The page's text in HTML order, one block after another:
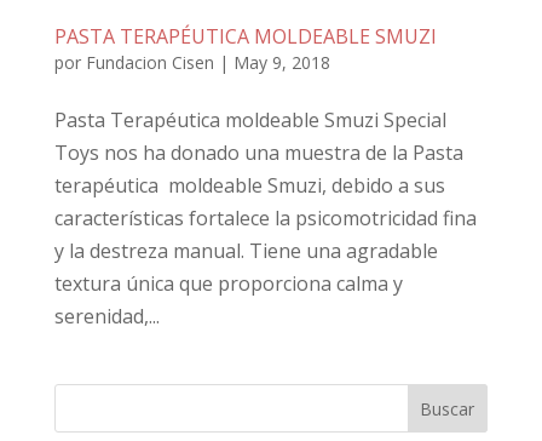
PASTA TERAPÉUTICA MOLDEABLE SMUZI
por Fundacion Cisen | May 9, 2018
Pasta Terapéutica moldeable Smuzi Special
Toys nos ha donado una muestra de la Pasta
terapéutica moldeable Smuzi, debido a sus
características fortalece la psicomotricidad fina
y la destreza manual. Tiene una agradable
textura única que proporciona calma y
serenidad,...